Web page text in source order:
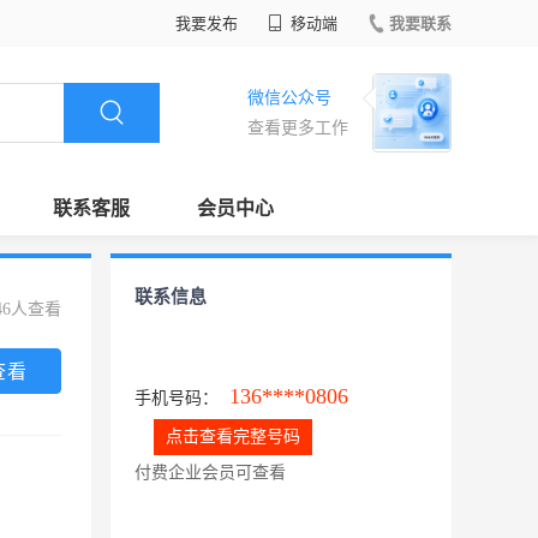
我要发布 移动端 我要联系
微信公众号
查看更多工作
联系客服 会员中心
人查看
看
联系信息
手机号码： 136****0806
点击查看完整号码
付费企业会员可查看